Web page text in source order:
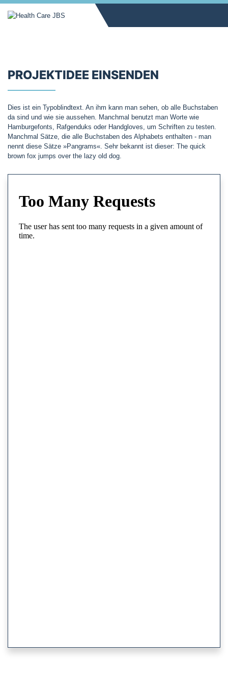
PROJEKTIDEE EINSENDEN
Dies ist ein Typoblindtext. An ihm kann man sehen, ob alle Buchstaben
da sind und wie sie aussehen. Manchmal benutzt man Worte wie
Hamburgefonts, Rafgenduks oder Handgloves, um Schriften zu testen.
Manchmal Sätze, die alle Buchstaben des Alphabets enthalten - man
nennt diese Sätze »Pangrams«. Sehr bekannt ist dieser: The quick
brown fox jumps over the lazy old dog.